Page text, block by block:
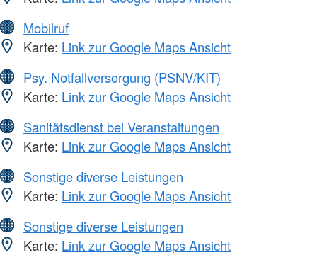
Mobilruf
Karte: Link zur Google Maps Ansicht
Psy. Notfallversorgung (PSNV/KIT)
Karte: Link zur Google Maps Ansicht
Sanitätsdienst bei Veranstaltungen
Karte: Link zur Google Maps Ansicht
Sonstige diverse Leistungen
Karte: Link zur Google Maps Ansicht
Sonstige diverse Leistungen
Karte: Link zur Google Maps Ansicht